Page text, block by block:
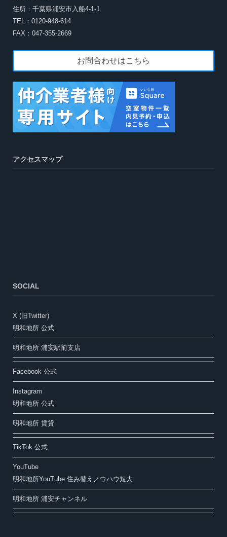
住所：千葉県浦安市入船4-1-1
TEL：0120-948-614
FAX：047-355-2669
お問合わせはこちら
アクセスマップ
SOCIAL
X (旧Twitter)
明和地所 公式
明和地所 浦安駅前支店
Facebook 公式
Instagram
明和地所 公式
明和地所 賃貸
TikTok 公式
YouTube
明和地所YouTube 住み替えノウハウ短大
明和地所 浦安チャンネル